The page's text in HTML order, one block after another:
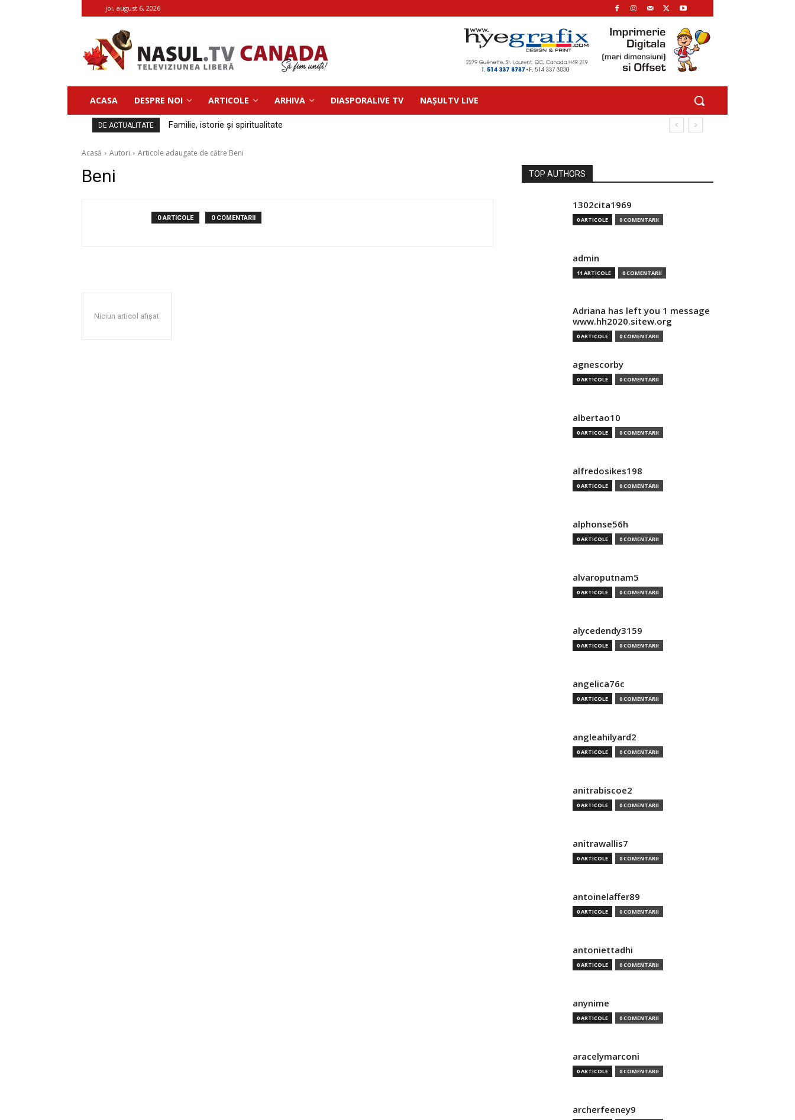
joi, august 6, 2026
ACASA DESPRE NOI ARTICOLE ARHIVA DIASPORALIVE TV NAȘULTV LIVE
DE ACTUALITATE Familie, istorie și spiritualitate
Acasă Autori Articole adaugate de către Beni
Beni
0 ARTICOLE 0 COMENTARII
Niciun articol afișat
TOP AUTHORS
1302cita1969
0 ARTICOLE 0 COMENTARII
admin
11 ARTICOLE 0 COMENTARII
Adriana has left you 1 message
www.hh2020.sitew.org
0 ARTICOLE 0 COMENTARII
agnescorby
0 ARTICOLE 0 COMENTARII
albertao10
0 ARTICOLE 0 COMENTARII
alfredosikes198
0 ARTICOLE 0 COMENTARII
alphonse56h
0 ARTICOLE 0 COMENTARII
alvaroputnam5
0 ARTICOLE 0 COMENTARII
alycedendy3159
0 ARTICOLE 0 COMENTARII
angelica76c
0 ARTICOLE 0 COMENTARII
angleahilyard2
0 ARTICOLE 0 COMENTARII
anitrabiscoe2
0 ARTICOLE 0 COMENTARII
anitrawallis7
0 ARTICOLE 0 COMENTARII
antoinelaffer89
0 ARTICOLE 0 COMENTARII
antoniettadhi
0 ARTICOLE 0 COMENTARII
anynime
0 ARTICOLE 0 COMENTARII
aracelymarconi
0 ARTICOLE 0 COMENTARII
archerfeeney9